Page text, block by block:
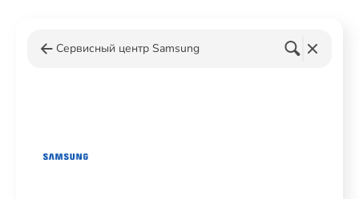
Сервисный центр Samsung